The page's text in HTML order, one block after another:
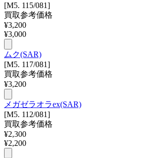
[M5. 115/081]
買取参考価格
¥3,200
¥3,000
ムク(SAR)
[M5. 117/081]
買取参考価格
¥3,200
メガゼラオラex(SAR)
[M5. 112/081]
買取参考価格
¥2,300
¥2,200